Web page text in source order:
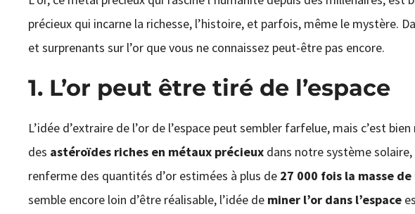
précieux qui incarne la richesse, l’histoire, et parfois, même le mystère.
et surprenants sur l’or que vous ne connaissez peut-être pas encore.
1. L’or peut être tiré de l’espace
L’idée d’extraire de l’or de l’espace peut sembler farfelue, mais c’est
des astéroïdes riches en métaux précieuxdans notre système solaire,
renferme des quantités d’or estimées à plus de 27 000 fois la masse
semble encore loin d’être réalisable, l’idée de miner l’or dans l’espace